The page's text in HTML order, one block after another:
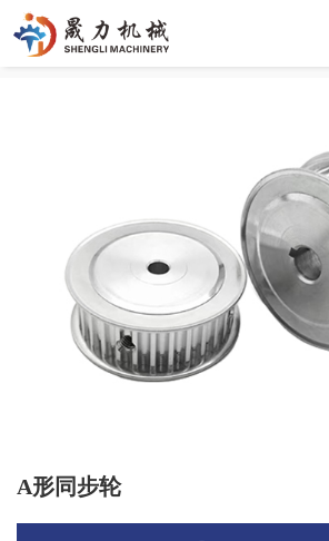
A形同步轮